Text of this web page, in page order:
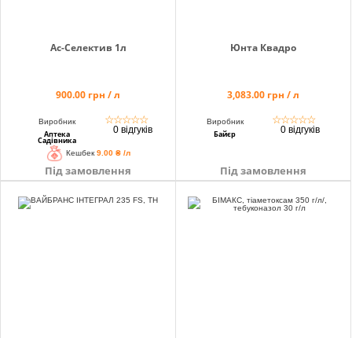
Ас-Селектив 1л
900.00 грн / л
Виробник
Аптека
Садівника
☆☆☆☆☆
0 відгуків
Кешбек 9.00 ₴ /л
Під замовлення
Юнта Квадро
3,083.00 грн / л
Виробник
Байєр
☆☆☆☆☆
0 відгуків
Під замовлення